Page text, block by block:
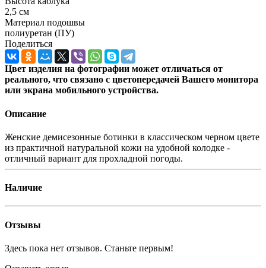
2,5 см
Материал подошвы
полиуретан (ПУ)
Поделиться
Цвет изделия на фотографии может отличаться от
реального, что связано с цветопередачей Вашего монитора
или экрана мобильного устройства.
Описание
Женские демисезонные ботинки в классическом черном цвете
из практичной натуральной кожи на удобной колодке -
отличный вариант для прохладной погоды.
Наличие
Отзывы
Здесь пока нет отзывов. Станьте первым!